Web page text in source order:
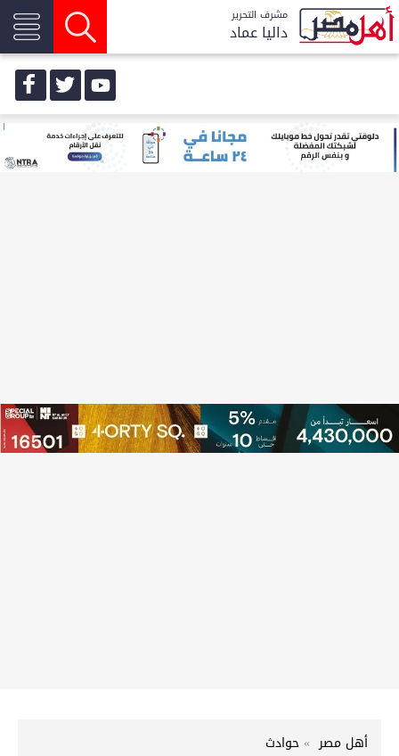
مشرف التحرير
داليا عماد
أهل مصر حوادث